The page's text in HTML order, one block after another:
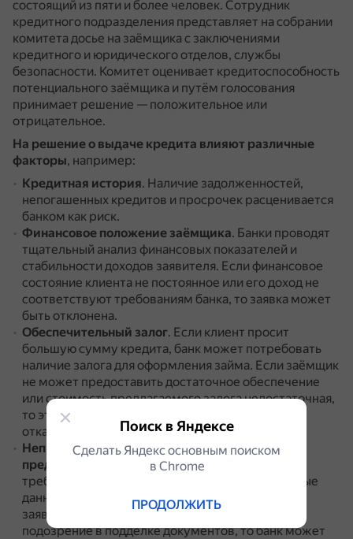
состоящий из пяти и более человек. Сотрудник
кредитного подразделения представляет на собрании
комитета досье на заёмщика с заключениями
кредитного и юридического отделов, службы
безопасности. Комитет оценивает кредитоспособность
потенциального заёмщика и путём голосования
принимает решение — положительное или
отрицательное.
На решение о выдаче кредита влияют различные
факторы, например:
Кредитная история. Наличие задолженностей,
непогашенных кредитов и просрочек расценивается
банком как риск.
Финансовое положение заёмщика. Банки проводят
тщательный анализ финансовых показателей и
стабильности доходов заявителя. Если финансовое
состояние клиента не постоянное или его доход не
соответствуют требованиям банка, то заявка может
быть отклонена.
Обеспечительный залог. Если клиент просит
большую сумму кредита, банк может потребовать
наличие залога для оформления займа. Если заёмщик
не может предоставить достаточное обеспечение
или стоимость предлагаемого залога недостаточная,
то это также может послужить основанием для
отказа.
Неправильное заполнение заявки или
предоставление ложной информации
требуют от клиентов предоставлять достоверные
данные и подтверждать их документально.
заявка заполнена неправильно или имеется
подозрение в подделке документов, то банк может
Поиск в Яндексе
Сделать Яндекс основным поиском
в Сhrome
ПРОДОЛЖИТЬ